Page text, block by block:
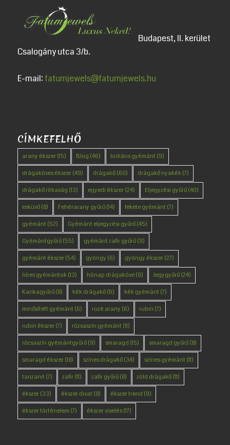
Budapest, II. kerület
Csalogány utca 3/b.
E-mail: fatumjewels@fatumjewels.hu
CÍMKEFELHŐ
arany ékszer(15) Blog (46) briliáns gyémánt (9)
drágaköves ékszer(49) drágakő(60) drágakő nyakék(7)
drágakő ritkaság (13) egyedi ékszer(24) Eljegyzési gyűrű(40)
esküvő(8) Fehérarany gyűrű(14) fekete gyémánt (7)
gyémánt (52) Gyémánt eljegyzési gyűrű(45)
Gyémántgyűrű(55) gyémánt zafír gyűrű(9)
gyémánt ékszer(54) gyöngy (6) gyöngy ékszer(27)
híres gyémántok(13) hónap drágaköve(9) Jegygyűrű(24)
Karikagyűrű(8) kék drágakő(6) kék gyémánt (7)
minősített gyémánt (6) rozé arany (6) rubin (7)
rubin ékszer(7) rózsaszín gyémánt (11)
rózsaszín gyémántgyűrű(9) smaragd (15) smaragd gyűrű(8)
smaragd ékszer(18) színes drágakő(34) színes gyémánt (11)
tanzanit (7) zafír(11) zafír gyűrű(8) zöld drágakő(11)
ékszer(33) ékszer divat (8) ékszer trend (9)
ékszer történelem (7) ékszer viselés(17)